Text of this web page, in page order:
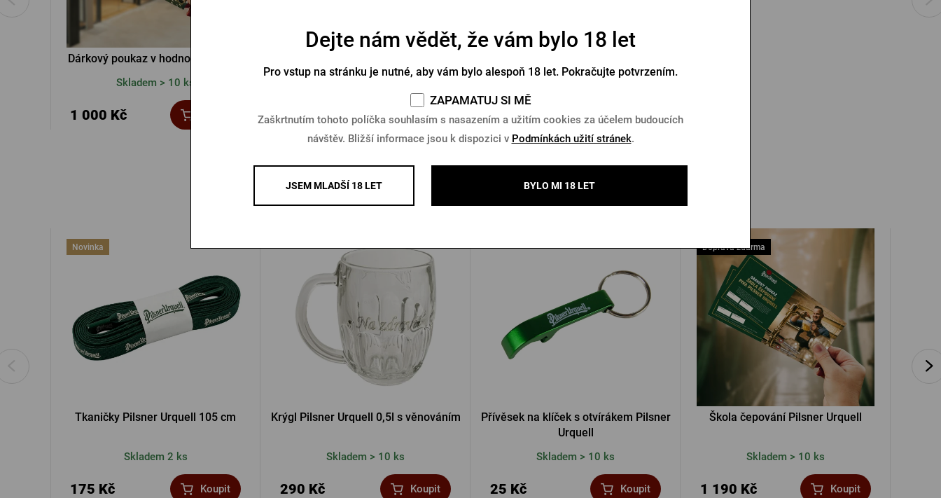
Dárkový poukaz v hodnotě 1000 Kč
Skladem > 10 ks
1 000 Kč 2 000 Kč Koupit
Další produkty od Pilsner Urquell
Novinka
Tkaničky Pilsner Urquell 105 cm
Skladem 2 ks
175 Kč Koupit
Krýgl Pilsner Urquell 0,5l s věnováním
Skladem > 10 ks
290 Kč Koupit
Přívěsek na klíček s otvírákem Pilsner
Urquell
Skladem > 10 ks
25 Kč Koupit
Doprava zdarma
Škola čepování Pilsner Urquell
Skladem > 10 ks
1 190 Kč Koupit
Dejte nám vědět, že vám bylo 18 let
Pro vstup na stránku je nutné, aby vám bylo alespoň 18 let. Pokračujte potvrzením.
ZAPAMATUJ SI MĚ
Zaškrtnutím tohoto políčka souhlasím s nasazením a užitím cookies za účelem budoucích
návštěv. Bližší informace jsou k dispozici v Podmínkách užití stránek.
JSEM MLADŠÍ 18 LET BYLO MI 18 LET